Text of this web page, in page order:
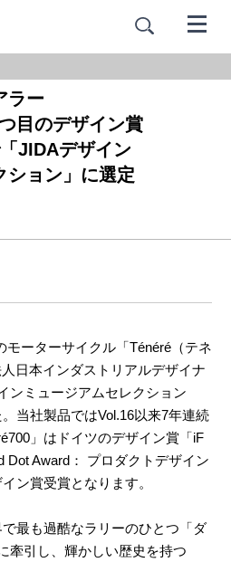
ラー
目のデザイン賞
JIDAデザイン
ション」に選定
ーターサイクル「Ténéré（テネ
日本インダストリアルデザイナ
ンミュージアムセレクション
当社製品ではVol.16以来7年連続
」はドイツのデザイン賞「iF
Dot Award： プロダクトデザイン
ン賞受賞となります。
最も過酷なラリーのひとつ「ダ
牽引し、輝かしい歴史を持つ